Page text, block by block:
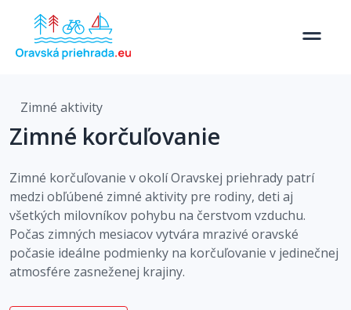
Zimné aktivity
Zimné korčuľovanie
Zimné korčuľovanie v okolí Oravskej priehrady patrí
medzi obľúbené zimné aktivity pre rodiny, deti aj
všetkých milovníkov pohybu na čerstvom vzduchu.
Počas zimných mesiacov vytvára mrazivé oravské
počasie ideálne podmienky na korčuľovanie v jedinečnej
atmosfére zasneženej krajiny.